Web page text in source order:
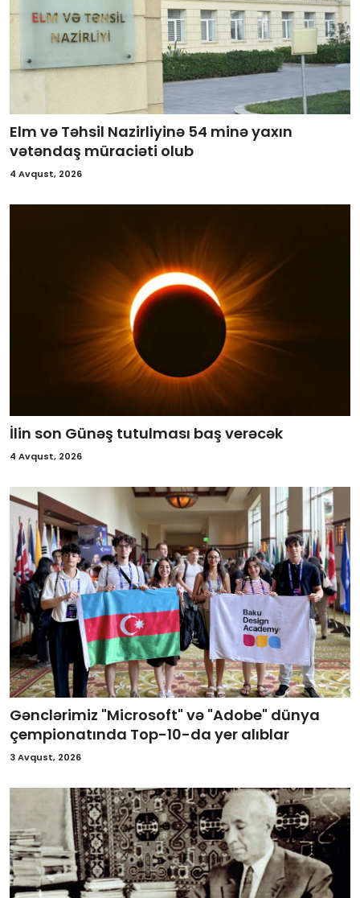
Elm və Təhsil Nazirliyinə 54 minə yaxın
vətəndaş müraciəti olub
4 Avqust, 2026
İlin son Günəş tutulması baş verəcək
4 Avqust, 2026
Gənclərimiz "Microsoft" və "Adobe" dünya
çempionatında Top-10-da yer alıblar
3 Avqust, 2026